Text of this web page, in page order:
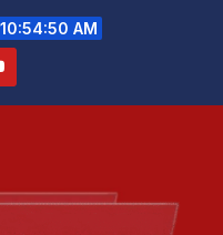
10:54:51 AM